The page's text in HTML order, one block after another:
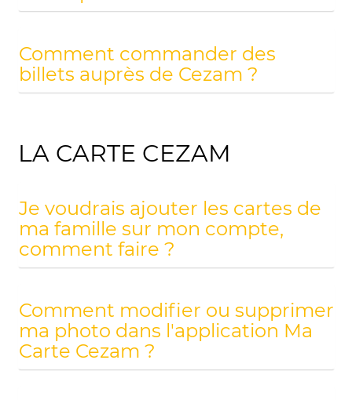
Comment commander des
billets auprès de Cezam ?
LA CARTE CEZAM
Je voudrais ajouter les cartes de
ma famille sur mon compte,
comment faire ?
Comment modifier ou supprimer
ma photo dans l'application Ma
Carte Cezam ?